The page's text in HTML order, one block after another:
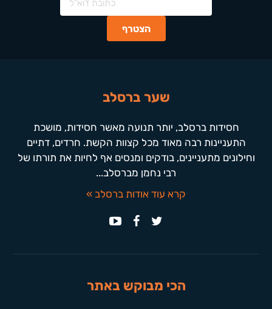
שער ברסלב
חסידות ברסלב, יותר תנועה מאשר חסידות, מושכת
התעניינות רבה מאוד מכל קצוות הקשת. חרדים, דתיים
וחילונים מתעניינים, בודקים ומנסים אף לחיות את תורתו של
רבי נחמן מברסלב...
קרא עוד אודות ברסלב »
הכי מבוקש באתר